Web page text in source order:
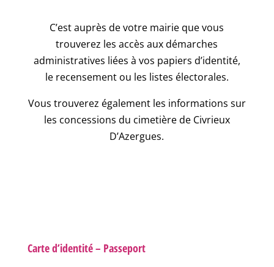
C’est auprès de votre mairie que vous
trouverez les accès aux démarches
administratives liées à vos papiers d’identité,
le recensement ou les listes électorales.
Vous trouverez également les informations sur
les concessions du cimetière de Civrieux
D’Azergues.
Carte d’identité – Passeport